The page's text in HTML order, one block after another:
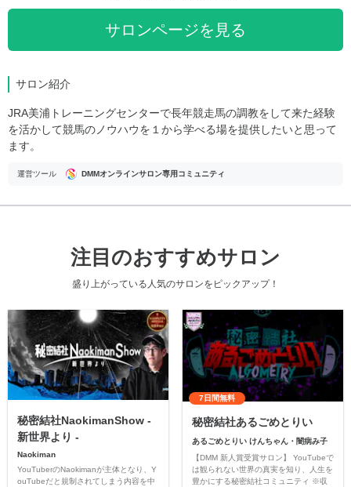
サロンページを見る
サロン紹介
JRA美浦トレーニングセンターで長年競走馬の調教をして来た経験
を活かして競馬のノウハウを１から学べる場を提供したいと思って
ます。
運営ツール DMMオンラインサロン専用コミュニティ
注目のおすすめサロン
盛り上がっている人気のサロンをピックアップ！
秘密結社NaokimanShow -
新世界より -
Naokiman
YouTuberのNaokimanが主体となり、Y
ouTubeだと規制されてしまう内容を中
7日間無料
秘密結社あるごめとりい
あるごめとりい けんちゃん・闇病み子
【DMM 新人賞受賞サロン】 YouTubeで
は観られない世界の真実を知り、人生を
豊かにする秘密結社コミュニティ ※収